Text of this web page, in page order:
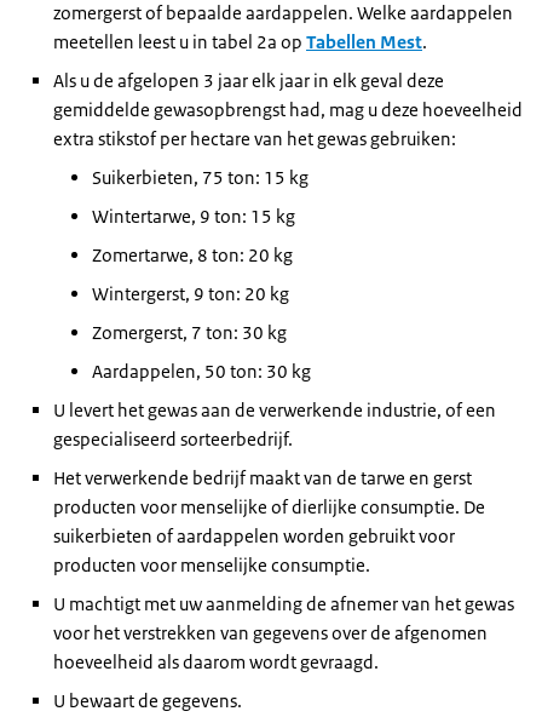
zomergerst of bepaalde aardappelen. Welke aardappelen
meetellen leest u in tabel 2a op Tabellen Mest.
Als u de afgelopen 3 jaar elk jaar in elk geval deze
gemiddelde gewasopbrengst had, mag u deze hoeveelheid
extra stikstof per hectare van het gewas gebruiken:
Suikerbieten, 75 ton: 15 kg
Wintertarwe, 9 ton: 15 kg
Zomertarwe, 8 ton: 20 kg
Wintergerst, 9 ton: 20 kg
Zomergerst, 7 ton: 30 kg
Aardappelen, 50 ton: 30 kg
U levert het gewas aan de verwerkende industrie, of een
gespecialiseerd sorteerbedrijf.
Het verwerkende bedrijf maakt van de tarwe en gerst
producten voor menselijke of dierlijke consumptie. De
suikerbieten of aardappelen worden gebruikt voor
producten voor menselijke consumptie.
U machtigt met uw aanmelding de afnemer van het gewas
voor het verstrekken van gegevens over de afgenomen
hoeveelheid als daarom wordt gevraagd.
U bewaart de gegevens.